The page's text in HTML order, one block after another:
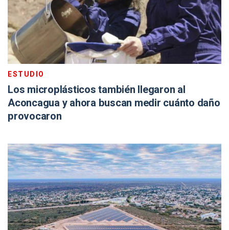
ESTUDIO
Los microplásticos también llegaron al
Aconcagua y ahora buscan medir cuánto daño
provocaron